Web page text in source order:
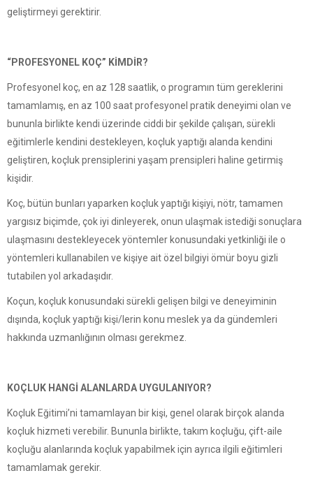
geliştirmeyi gerektirir.
“PROFESYONEL KOÇ” KİMDİR?
Profesyonel koç, en az 128 saatlik, o programın tüm gereklerini
tamamlamış, en az 100 saat profesyonel pratik deneyimi olan ve
bununla birlikte kendi üzerinde ciddi bir şekilde çalışan, sürekli
eğitimlerle kendini destekleyen, koçluk yaptığı alanda kendini
geliştiren, koçluk prensiplerini yaşam prensipleri haline getirmiş
kişidir.
Koç, bütün bunları yaparken koçluk yaptığı kişiyi, nötr, tamamen
yargısız biçimde, çok iyi dinleyerek, onun ulaşmak istediği sonuçlara
ulaşmasını destekleyecek yöntemler konusundaki yetkinliği ile o
yöntemleri kullanabilen ve kişiye ait özel bilgiyi ömür boyu gizli
tutabilen yol arkadaşıdır.
Koçun, koçluk konusundaki sürekli gelişen bilgi ve deneyiminin
dışında, koçluk yaptığı kişi/lerin konu meslek ya da gündemleri
hakkında uzmanlığının olması gerekmez.
KOÇLUK HANGİ ALANLARDA UYGULANIYOR?
Koçluk Eğitimi’ni tamamlayan bir kişi, genel olarak birçok alanda
koçluk hizmeti verebilir. Bununla birlikte, takım koçluğu, çift-aile
koçluğu alanlarında koçluk yapabilmek için ayrıca ilgili eğitimleri
tamamlamak gerekir.